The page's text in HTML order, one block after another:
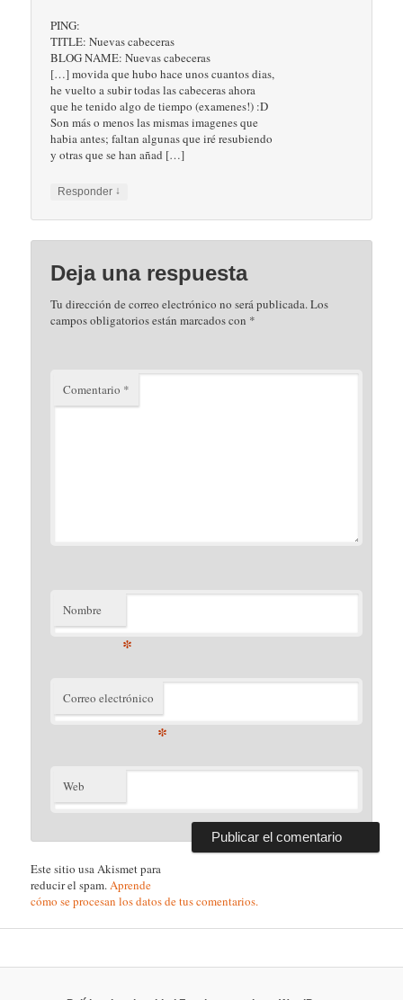
PING:
TITLE: Nuevas cabeceras
BLOG NAME: Nuevas cabeceras
[…] movida que hubo hace unos cuantos dias,
he vuelto a subir todas las cabeceras ahora
que he tenido algo de tiempo (examenes!) :D
Son más o menos las mismas imagenes que
habia antes; faltan algunas que iré resubiendo
y otras que se han añad […]
Responder ↓
Deja una respuesta
Tu dirección de correo electrónico no será publicada.Los
campos obligatorios están marcados con *
Comentario *
Nombre
*
Correo electrónico
*
Web
Este sitio usa Akismet para
reducir el spam.Aprende
cómo se procesan los datos de tus comentarios.